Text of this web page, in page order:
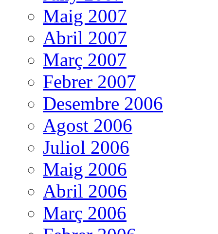
Maig 2007
Abril 2007
Març 2007
Febrer 2007
Desembre 2006
Agost 2006
Juliol 2006
Maig 2006
Abril 2006
Març 2006